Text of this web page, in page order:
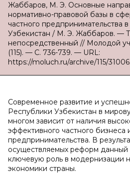
Жаббаров, М. Э. Основные
нормативно-правовой базы в
частного предпринимательства
Узбекистан / М. Э. Жаббаров. —
непосредственный // Молодой
(115). — С. 736-739. — URL:
https://moluch.ru/archive/115/31006.
Современное развитие и
Республики Узбекистан в
многом зависит от наличия
эффективного частного бизнеса
предпринимательства. В
осуществляемых реформ данный
ключевую роль в модернизации
экономики страны.